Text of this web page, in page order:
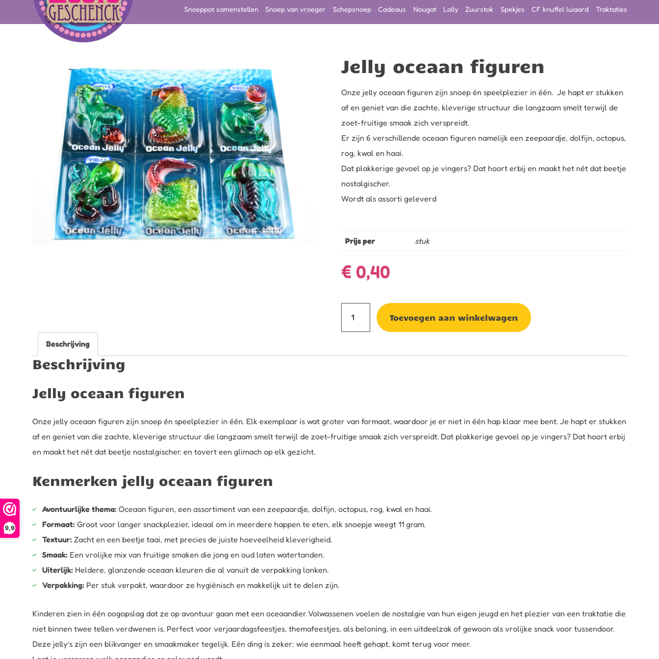
9,9
Snoeppot samenstellen Snoep van vroeger Schepsnoep Cadeaus Nougat Lolly Zuurstok Spekjes CF knuffel luiaard Traktaties
€ 0,40
Onze jelly oceaan figuren zijn snoep én speelplezier in één. Je hapt er stukken
af en geniet van die zachte, kleverige structuur die langzaam smelt terwijl de
zoet-fruitige smaak zich verspreidt.
Er zijn 6 verschillende oceaan figuren namelijk een zeepaardje, dolfijn, octopus,
rog, kwal en haai.
Dat plakkerige gevoel op je vingers? Dat hoort erbij en maakt het nét dat beetje
nostalgischer.
Wordt als assorti geleverd
aantal
Toevoegen aan winkelwagen
Prijs per stuk
Jelly oceaan figuren
Beschrijving
Beschrijving
Jelly oceaan figuren
Onze jelly oceaan figuren zijn snoep én speelplezier in één. Elk exemplaar is wat groter van formaat, waardoor je er niet in één hap klaar mee bent. Je hapt er stukken
af en geniet van die zachte, kleverige structuur die langzaam smelt terwijl de zoet-fruitige smaak zich verspreidt. Dat plakkerige gevoel op je vingers? Dat hoort erbij
en maakt het nét dat beetje nostalgischer. en tovert een glimach op elk gezicht.
Kenmerken jelly oceaan figuren
Avontuurlijke thema: Oceaan figuren, een assortiment van een zeepaardje, dolfijn, octopus, rog, kwal en haai.
Formaat: Groot voor langer snackplezier, ideaal om in meerdere happen te eten, elk snoepje weegt 11 gram.
Textuur: Zacht en een beetje taai, met precies de juiste hoeveelheid kleverigheid.
Smaak: Een vrolijke mix van fruitige smaken die jong en oud laten watertanden.
Uiterlijk: Heldere, glanzende oceaan kleuren die al vanuit de verpakking lonken.
Verpakking: Per stuk verpakt, waardoor ze hygiënisch en makkelijk uit te delen zijn.
Kinderen zien in één oogopslag dat ze op avontuur gaan met een oceaandier. Volwassenen voelen de nostalgie van hun eigen jeugd en het plezier van een traktatie die
niet binnen twee tellen verdwenen is. Perfect voor verjaardagsfeestjes, themafeestjes, als beloning, in een uitdeelzak of gewoon als vrolijke snack voor tussendoor.
Deze jelly’s zijn een blikvanger en smaakmaker tegelijk. Eén ding is zeker: wie eenmaal heeft gehapt, komt terug voor meer.